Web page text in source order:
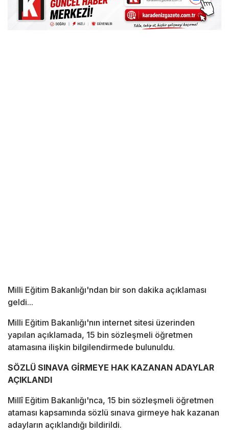
Milli Eğitim Bakanlığı'ndan bir son dakika açıklaması
geldi...
Milli Eğitim Bakanlığı'nın internet sitesi üzerinden
yapılan açıklamada, 15 bin sözleşmeli öğretmen
atamasına ilişkin bilgilendirmede bulunuldu.
SÖZLÜ SINAVA GİRMEYE HAK KAZANAN ADAYLAR
AÇIKLANDI
Millî Eğitim Bakanlığı'nca, 15 bin sözleşmeli öğretmen
ataması kapsamında sözlü sınava girmeye hak kazanan
adayların açıklandığı bildirildi.